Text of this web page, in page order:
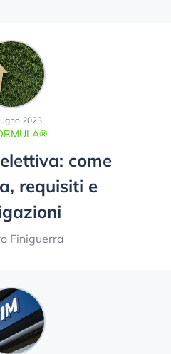
2023
come
requisiti e
Finiguerra